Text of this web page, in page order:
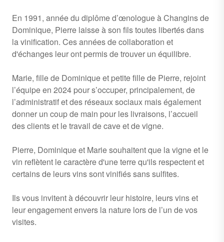
En 1991, année du diplôme d’œnologue à Changins de
Dominique, Pierre laisse à son fils toutes libertés dans
la vinification. Ces années de collaboration et
d'échanges leur ont permis de trouver un équilibre.
Marie, fille de Dominique et petite fille de Pierre, rejoint
l’équipe en 2024 pour s’occuper, principalement, de
l’administratif et des réseaux sociaux mais également
donner un coup de main pour les livraisons, l’accueil
des clients et le travail de cave et de vigne.
Pierre, Dominique et Marie souhaitent que la vigne et le
vin reflètent le caractère d'une terre qu'ils respectent et
certains de leurs vins sont vinifiés sans sulfites.
Ils vous invitent à découvrir leur histoire, leurs vins et
leur engagement envers la nature lors de l’un de vos
visites.